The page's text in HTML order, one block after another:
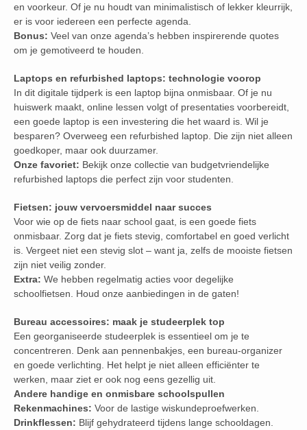
en voorkeur. Of je nu houdt van minimalistisch of lekker kleurrijk,
er is voor iedereen een perfecte agenda.
Bonus: Veel van onze agenda’s hebben inspirerende quotes
om je gemotiveerd te houden.
Laptops en refurbished laptops: technologie voorop
In dit digitale tijdperk is een laptop bijna onmisbaar. Of je nu
huiswerk maakt, online lessen volgt of presentaties voorbereidt,
een goede laptop is een investering die het waard is. Wil je
besparen? Overweeg een refurbished laptop. Die zijn niet alleen
goedkoper, maar ook duurzamer.
Onze favoriet: Bekijk onze collectie van budgetvriendelijke
refurbished laptops die perfect zijn voor studenten.
Fietsen: jouw vervoersmiddel naar succes
Voor wie op de fiets naar school gaat, is een goede fiets
onmisbaar. Zorg dat je fiets stevig, comfortabel en goed verlicht
is. Vergeet niet een stevig slot – want ja, zelfs de mooiste fietsen
zijn niet veilig zonder.
Extra: We hebben regelmatig acties voor degelijke
schoolfietsen. Houd onze aanbiedingen in de gaten!
Bureau accessoires: maak je studeerplek top
Een georganiseerde studeerplek is essentieel om je te
concentreren. Denk aan pennenbakjes, een bureau-organizer
en goede verlichting. Het helpt je niet alleen efficiënter te
werken, maar ziet er ook nog eens gezellig uit.
Andere handige en onmisbare schoolspullen
Rekenmachines: Voor de lastige wiskundeproefwerken.
Drinkflessen: Blijf gehydrateerd tijdens lange schooldagen.